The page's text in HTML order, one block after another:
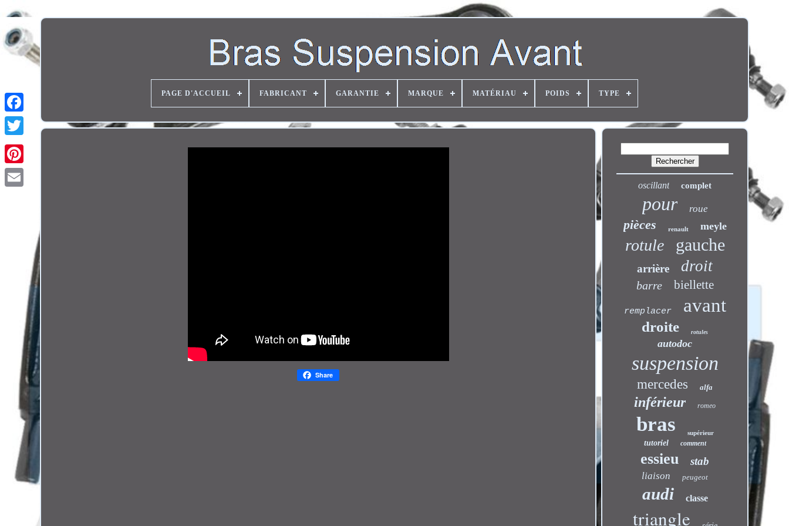
Twitter
PAGE D'ACCUEIL FABRICANT GARANTIE MARQUE MATÉRIAU POIDS TYPE
Share
oscillant complet
pour roue
pièces renault meyle
rotule gauche
arrière droit
barre biellette
remplacer avant
droite rotules
autodoc
suspension
mercedes alfa
inférieur romeo
bras supérieur
tutoriel comment
essieu stab
liaison peugeot
audi classe
triangle